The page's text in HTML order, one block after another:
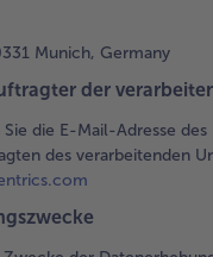
Munich, Germany
der
die E-Mail-Adresse des
des verarbeitenden